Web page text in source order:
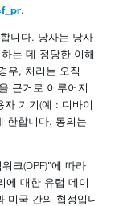
.
니다. 당사는 당사
는 데 정당한 이해
우, 처리는 오직
근거로 이루어지
기기(예 : 디바이
한합니다. 동의는
크(DPF)"에 따라
에 대한 유럽 데이
미국 간의 협정입니